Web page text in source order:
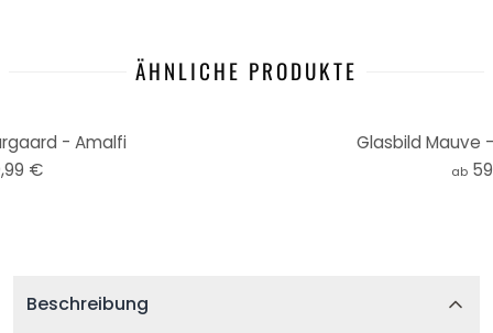
ÄHNLICHE PRODUKTE
- Amalfi
€
Glasbild Mauve
ab
Beschreibung